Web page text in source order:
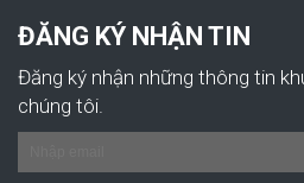
ĐĂNG KÝ NHẬN TIN
Đăng ký nhận những thông tin
chúng tôi.